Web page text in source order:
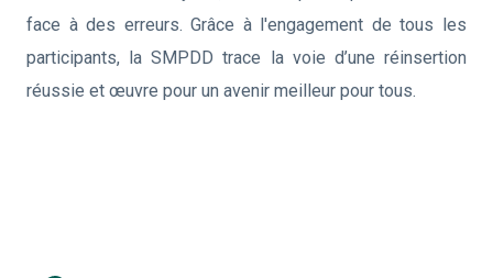
face à des erreurs. Grâce à l'engagement de tous les
participants, la SMPDD trace la voie d’une réinsertion
réussie et œuvre pour un avenir meilleur pour tous.